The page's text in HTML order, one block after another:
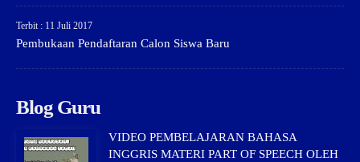
Terbit : 11 Juli 2017
Pembukaan Pendaftaran Calon Siswa Baru
Blog Guru
VIDEO PEMBELAJARAN BAHASA
INGGRIS MATERI PART OF SPEECH OLEH